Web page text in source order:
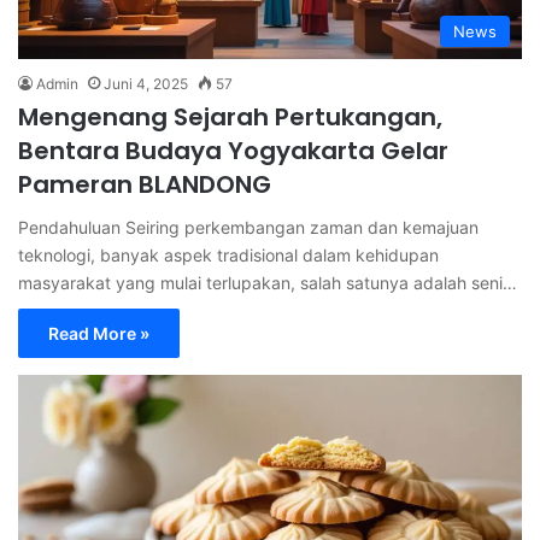
News
Admin Juni 4, 2025 57
Mengenang Sejarah Pertukangan,
Bentara Budaya Yogyakarta Gelar
Pameran BLANDONG
Pendahuluan Seiring perkembangan zaman dan kemajuan
teknologi, banyak aspek tradisional dalam kehidupan
masyarakat yang mulai terlupakan, salah satunya adalah seni…
Read More »